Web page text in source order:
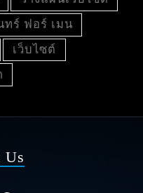
ทร์ ฟอร์ เมน
เว็บไซต์
Us